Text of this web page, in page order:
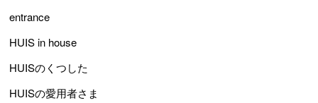
entrance
HUIS in house
HUISのくつした
HUISの愛用者さま